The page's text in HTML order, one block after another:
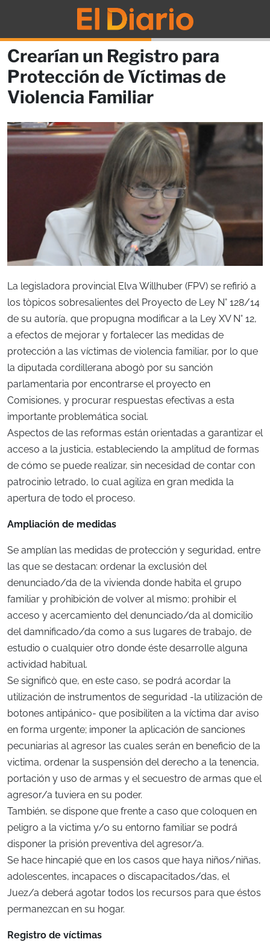
Crearían un Registro para
Protección de Víctimas de
Violencia Familiar
La legisladora provincial Elva Willhuber (FPV) se refirió a
los tòpicos sobresalientes del Proyecto de Ley N° 128/14
de su autoría, que propugna modificar a la Ley XV N° 12,
a efectos de mejorar y fortalecer las medidas de
protección a las víctimas de violencia familiar, por lo que
la diputada cordillerana abogò por su sanción
parlamentaria por encontrarse el proyecto en
Comisiones, y procurar respuestas efectivas a esta
importante problemática social.
Aspectos de las reformas están orientadas a garantizar el
acceso a la justicia, estableciendo la amplitud de formas
de cómo se puede realizar, sin necesidad de contar con
patrocinio letrado, lo cual agiliza en gran medida la
apertura de todo el proceso.
Ampliación de medidas
Se amplían las medidas de protección y seguridad, entre
las que se destacan: ordenar la exclusión del
denunciado/da de la vivienda donde habita el grupo
familiar y prohibición de volver al mismo; prohibir el
acceso y acercamiento del denunciado/da al domicilio
del damnificado/da como a sus lugares de trabajo, de
estudio o cualquier otro donde éste desarrolle alguna
actividad habitual.
Se significò que, en este caso, se podrá acordar la
utilización de instrumentos de seguridad -la utilización de
botones antipánico- que posibiliten a la víctima dar aviso
en forma urgente; imponer la aplicación de sanciones
pecuniarias al agresor las cuales serán en beneficio de la
victima, ordenar la suspensión del derecho a la tenencia,
portación y uso de armas y el secuestro de armas que el
agresor/a tuviera en su poder.
También, se dispone que frente a caso que coloquen en
peligro a la victima y/o su entorno familiar se podrá
disponer la prisión preventiva del agresor/a.
Se hace hincapié que en los casos que haya niños/niñas,
adolescentes, incapaces o discapacitados/das, el
Juez/a deberá agotar todos los recursos para que éstos
permanezcan en su hogar.
Registro de víctimas